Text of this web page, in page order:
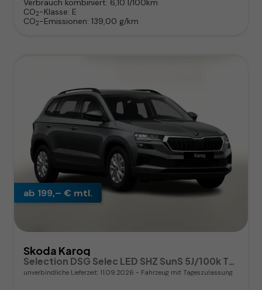
Verbrauch kombiniert: 6,10 l/100km
CO2-Klasse: E
CO2-Emissionen: 139,00 g/km
ab 199,– € mtl.
Skoda Karoq
unverbindliche Lieferzeit: 11.09.2026 Fahrzeug mit Tageszulassung